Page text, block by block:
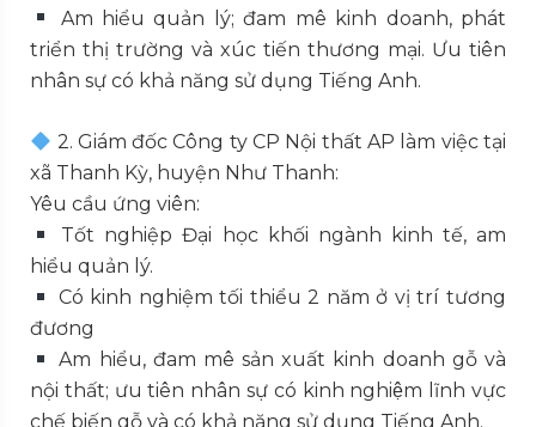
Am hiểu quản lý; đam mê kinh doanh, phát
triển thị trường và xúc tiến thương mại. Ưu tiên
nhân sự có khả năng sử dụng Tiếng Anh.
2. Giám đốc Công ty CP Nội thất AP làm việc tại
xã Thanh Kỳ, huyện Như Thanh:
Yêu cầu ứng viên:
Tốt nghiệp Đại học khối ngành kinh tế, am
hiểu quản lý.
Có kinh nghiệm tối thiểu 2 năm ở vị trí tương
đương
Am hiểu, đam mê sản xuất kinh doanh gỗ và
nội thất; ưu tiên nhân sự có kinh nghiệm lĩnh vực
chế biến gỗ và có khả năng sử dụng Tiếng Anh.